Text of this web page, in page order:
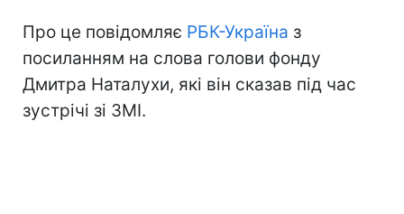
Про це повідомляє РБК-Україна з
посиланням на слова голови фонду
Дмитра Наталухи, які він сказав під час
зустрічі зі ЗМІ.